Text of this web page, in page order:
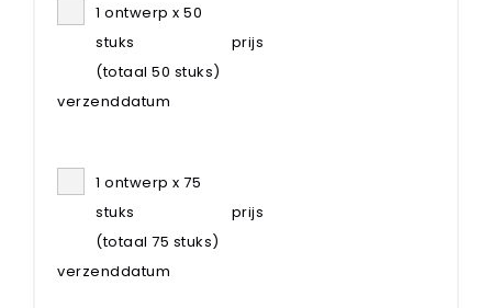
1 ontwerp x 50
stuks
(totaal 50 stuks)
prijs
verzenddatum
1 ontwerp x 75
stuks
(totaal 75 stuks)
prijs
verzenddatum